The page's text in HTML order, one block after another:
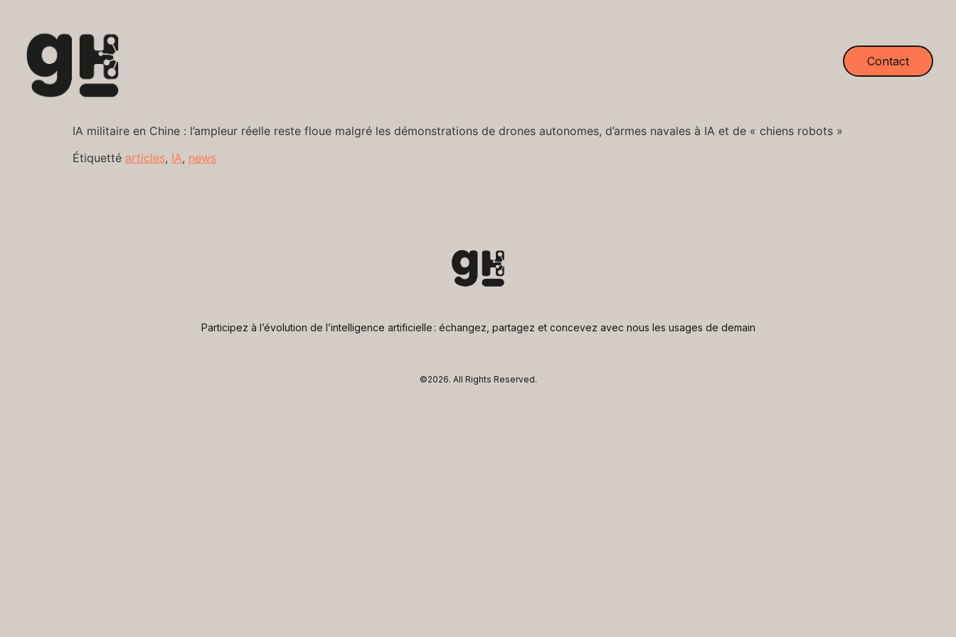
Contact
IA militaire en Chine : l’ampleur réelle reste floue malgré les démonstrations de drones autonomes, d’armes navales à IA et de « chiens robots »
Étiquetté articles, IA, news
Participez à l’évolution de l’intelligence artificielle : échangez, partagez et concevez avec nous les usages de demain
©2026. All Rights Reserved.